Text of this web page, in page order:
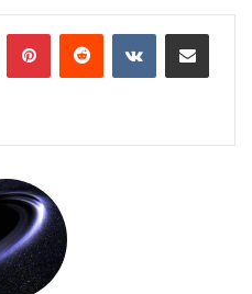
PinterestReddit VKontakteCompartir por